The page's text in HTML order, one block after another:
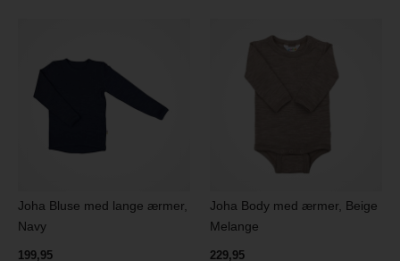
Joha Bluse med lange ærmer,
Navy
199,95
Joha Body med ærmer, Beige
Melange
229,95